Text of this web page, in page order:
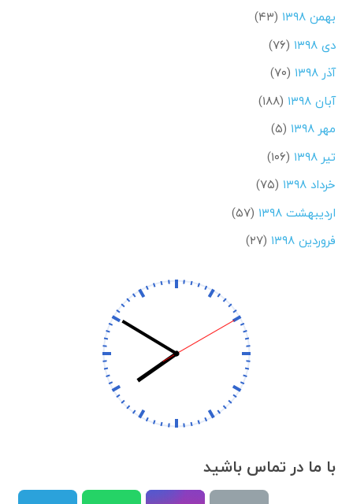
بهمن ۱۳۹۸
(۴۳)
دی ۱۳۹۸
(۷۶)
آذر ۱۳۹۸
(۷۰)
آبان ۱۳۹۸
(۱۸۸)
مهر ۱۳۹۸
(۵)
تیر ۱۳۹۸
(۱۰۶)
خرداد ۱۳۹۸
(۷۵)
اردیبهشت ۱۳۹۸
(۵۷)
فروردین ۱۳۹۸
(۲۷)
با ما در تماس باشید